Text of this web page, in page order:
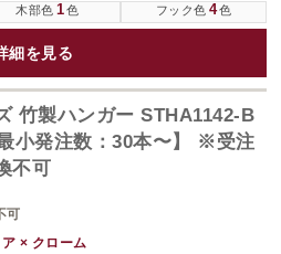
木部色 1色 フック色 4色
細を見る
竹製ハンガー STHA1142-B
小発注数：30本〜】 ※受注
不可
可
ア × クローム